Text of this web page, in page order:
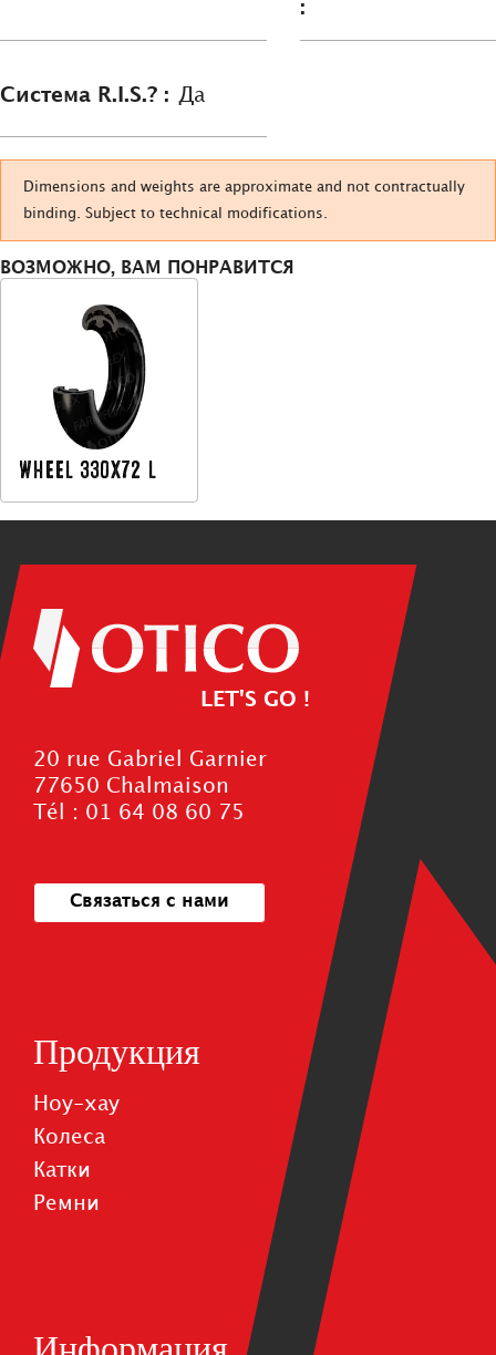
:
Система R.I.S.? : Да
Dimensions and weights are approximate and not contractually
binding. Subject to technical modifications.
ВОЗМОЖНО, ВАМ ПОНРАВИТСЯ
WHEEL 330X72 L
LET'S GO !
20 rue Gabriel Garnier
77650 Chalmaison
Tél : 01 64 08 60 75
Связаться с нами
Продукция
Ноу-хау
Колеса
Катки
Pемни
Информация